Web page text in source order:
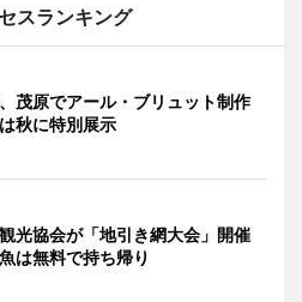
スランキング
茂原でアール・ブリュット制作
秋に特別展示
光協会が「地引き網大会」開催
は無料で持ち帰り